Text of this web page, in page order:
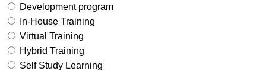
Development program
In-House Training
Virtual Training
Hybrid Training
Self Study Learning